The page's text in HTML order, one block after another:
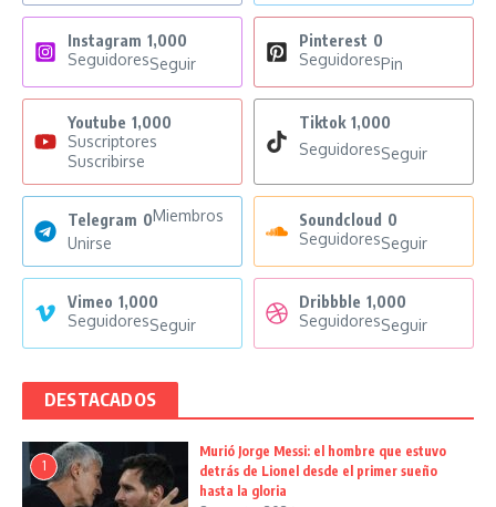
Instagram 1,000
SeguidoresSeguir
Pinterest 0
SeguidoresPin
Youtube 1,000
Suscriptores
Suscribirse
Tiktok 1,000
SeguidoresSeguir
Telegram 0Miembros
Unirse
Soundcloud 0
SeguidoresSeguir
Vimeo 1,000
SeguidoresSeguir
Dribbble 1,000
SeguidoresSeguir
DESTACADOS
1
Murió Jorge Messi: el hombre que estuvo
detrás de Lionel desde el primer sueño
hasta la gloria